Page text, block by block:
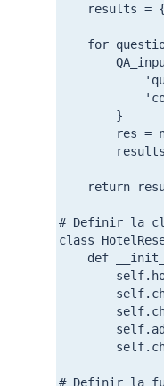
results =
for
        }
res =
return
# Definir la
class
def
# Definir la